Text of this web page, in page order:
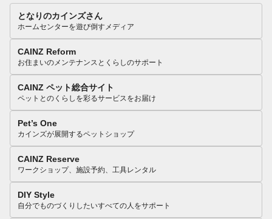
となりのカインズさん
ホームセンターを遊び倒すメディア
CAINZ Reform
お住まいのメンテナンスとくらしのサポート
CAINZ ペット総合サイト
ペットとのくらしを彩るサービスをお届け
Pet’s One
カインズが展開するペットショップ
CAINZ Reserve
ワークショップ、施設予約、工具レンタル
DIY Style
自分でものづくりしたいすべての人をサポート